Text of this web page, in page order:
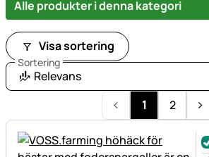
Alle produkter i denna kategori
Visa sortering
Sortering
Relevans
1
2